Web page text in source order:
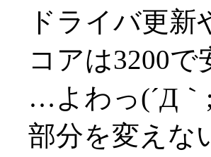
ドライバ更
コアは3200で
…よわっ(´Д
部分を変えな